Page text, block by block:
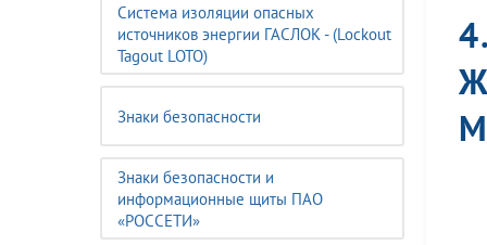
Система изоляции опасных
источников энергии ГАСЛОК - (Lockout
Tagout LOTO)
Знаки безопасности
Знаки безопасности и
информационные щиты ПАО
«РОССЕТИ»